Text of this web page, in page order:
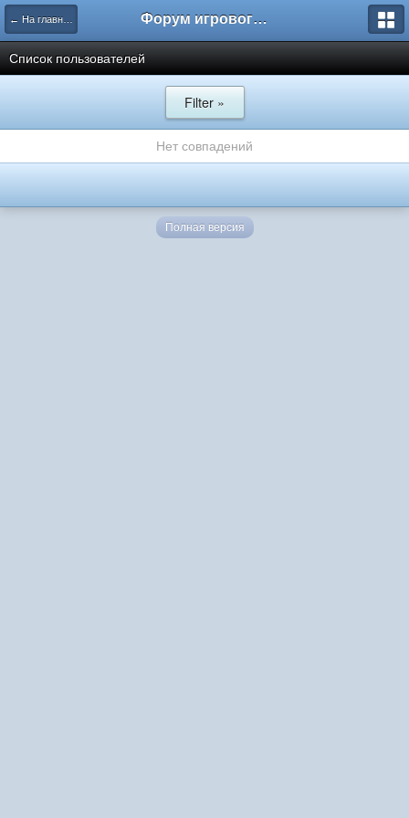
← На главную Форум игрового проекта Riverrise
Список пользователей
Filter »
Нет совпадений
Полная версия